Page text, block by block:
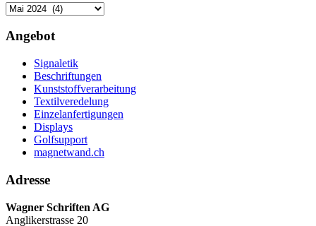
Blog-
Angebot
Signaletik
Beschriftungen
Kunststoffverarbeitung
Textilveredelung
Einzelanfertigungen
Displays
Golfsupport
magnetwand.ch
Adresse
Wagner Schriften AG
Anglikerstrasse 20